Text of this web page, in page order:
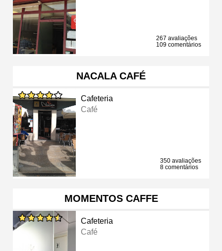
267 avaliações
109 comentários
NACALA CAFÉ
Cafeteria
Café
350 avaliações
8 comentários
MOMENTOS CAFFE
Cafeteria
Café